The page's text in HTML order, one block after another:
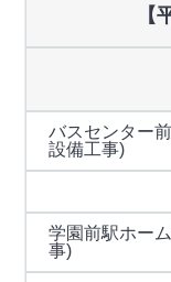
【
バスセンター
設備工事)
学園前駅ホー
事)